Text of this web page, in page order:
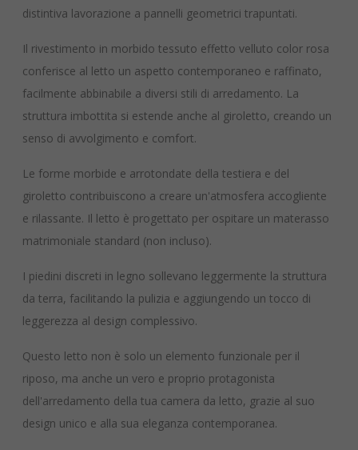
distintiva lavorazione a pannelli geometrici trapuntati.
Il rivestimento in morbido tessuto effetto velluto color rosa
conferisce al letto un aspetto contemporaneo e raffinato,
facilmente abbinabile a diversi stili di arredamento. La
struttura imbottita si estende anche al giroletto, creando un
senso di avvolgimento e comfort.
Le forme morbide e arrotondate della testiera e del
giroletto contribuiscono a creare un'atmosfera accogliente
e rilassante. Il letto è progettato per ospitare un materasso
matrimoniale standard (non incluso).
I piedini discreti in legno sollevano leggermente la struttura
da terra, facilitando la pulizia e aggiungendo un tocco di
leggerezza al design complessivo.
Questo letto non è solo un elemento funzionale per il
riposo, ma anche un vero e proprio protagonista
dell'arredamento della tua camera da letto, grazie al suo
design unico e alla sua eleganza contemporanea.